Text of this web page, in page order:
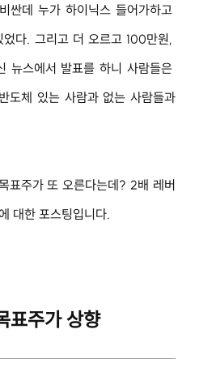
싼데 누가 하이닉스 들어가하고
다. 그리고 더 오르고 100만원,
뉴스에서 발표를 하니 사람들은
도체 있는 사람과 없는 사람들과
표주가 또 오른다는데? 2배 레버
대한 포스팅입니다.
표주가 상향